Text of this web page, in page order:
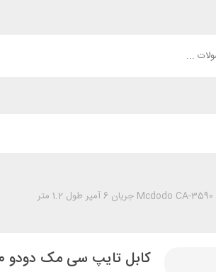
کابل تایپ سی مک دودو Mcdodo CA-3590 جریان 6 آمپر طول 1.2 متر